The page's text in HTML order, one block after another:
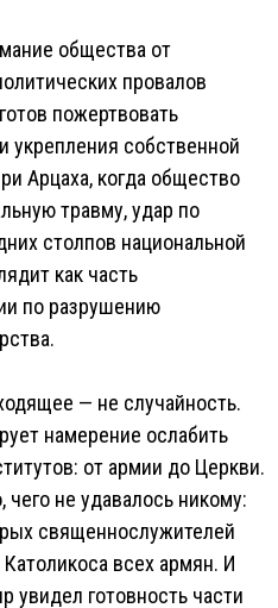
общества от
провалов
пожертвовать
собственной
Арцаха, когда общество
травму, удар по
столпов национальной
как часть
по разрушению
— не случайность.
намерение ослабить
от армии до Церкви.
не удавалось никому:
священнослужителей
всех армян. И
увидел готовность части